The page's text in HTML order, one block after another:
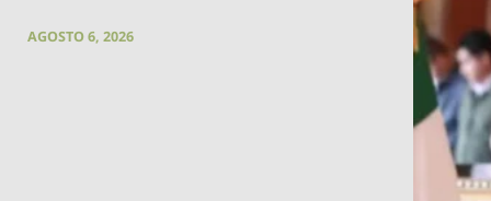
AGOSTO 6, 2026